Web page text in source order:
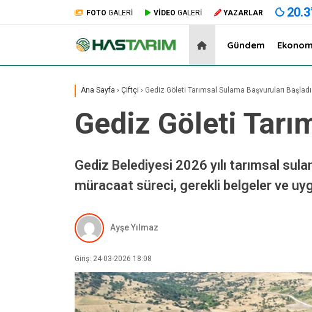
FOTO GALERİ VİDEO GALERİ YAZARLAR 20.3
Gündem
Ana Sayfa › Çiftçi › Gediz Göleti Tarımsal Sulama Başvuruları Başladı
Gediz Göleti
Gediz Belediyesi 2026 yılı tarımsal
müracaat süreci, gerekli belgeler ve
Ayşe Yılmaz
Giriş: 24-03-2026 18:08